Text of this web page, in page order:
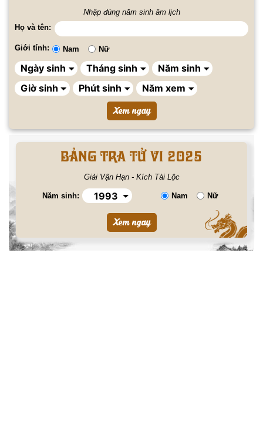
Nhập đúng năm sinh âm lịch
Họ và tên:
Giới tính: Nam Nữ
BẢNG TRA TỬ VI 2025
Giải Vận Hạn - Kích Tài Lộc
Năm sinh: Nam Nữ